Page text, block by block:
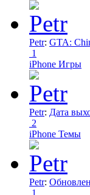
Petr: GTA:
1
iPhone Игры
Petr: Дата
2
iPhone Темы
Petr:
1